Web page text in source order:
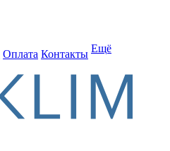
Оплата Контакты Ещё